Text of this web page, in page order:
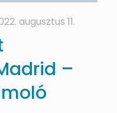
augusztus 11.
–